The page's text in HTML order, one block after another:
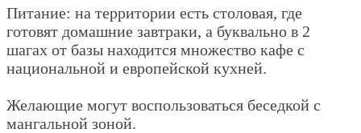
Питание: на территории есть столовая, где
готовят домашние завтраки, а буквально в 2
шагах от базы находится множество кафе с
национальной и европейской кухней.
Желающие могут воспользоваться беседкой с
мангальной зоной.